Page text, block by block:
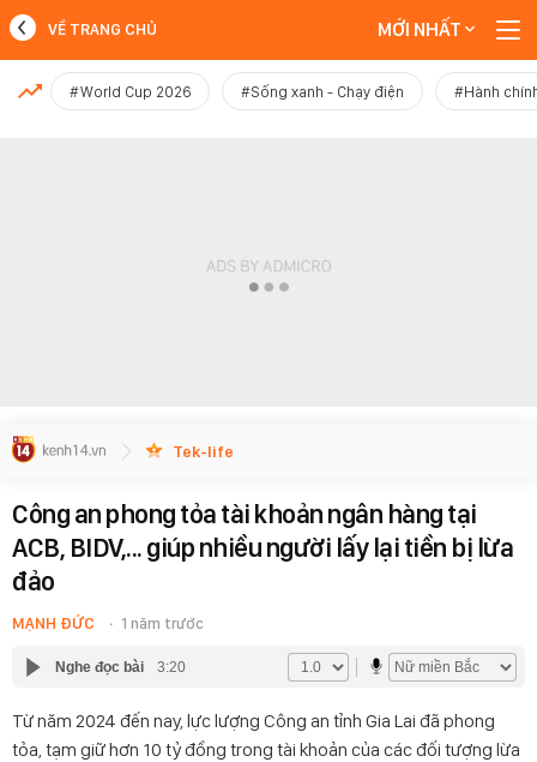
MỚI NHẤT
VỀ TRANG CHỦ MỚI NHẤT
#World Cup 2026 #Sống xanh - Chạy điện #Hành
Tek-life
Công an phong tỏa tài khoản ngân hàng tại
ACB, BIDV,... giúp nhiều người lấy lại tiền bị lừa
đảo
MẠNH ĐỨC 1 năm trước
Nghe đọc bài 3:20
Từ năm 2024 đến nay, lực lượng Công an tỉnh Gia Lai đã phong
tỏa, tạm giữ hơn 10 tỷ đồng trong tài khoản của các đối tượng lừa